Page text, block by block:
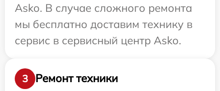
Asko. В случае сложного ремонта
мы бесплатно доставим технику в
сервис в сервисный центр Asko.
3 Ремонт техники